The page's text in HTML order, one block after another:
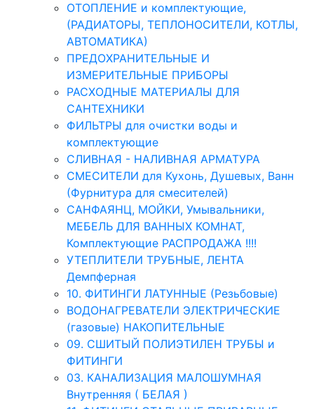
ОТОПЛЕНИЕ и комплектующие,
(РАДИАТОРЫ, ТЕПЛОНОСИТЕЛИ, КОТЛЫ,
АВТОМАТИКА)
ПРЕДОХРАНИТЕЛЬНЫЕ И
ИЗМЕРИТЕЛЬНЫЕ ПРИБОРЫ
РАСХОДНЫЕ МАТЕРИАЛЫ ДЛЯ
САНТЕХНИКИ
ФИЛЬТРЫ для очистки воды и
комплектующие
СЛИВНАЯ - НАЛИВНАЯ АРМАТУРА
СМЕСИТЕЛИ для Кухонь, Душевых, Ванн
(Фурнитура для смесителей)
САНФАЯНЦ, МОЙКИ, Умывальники,
МЕБЕЛЬ ДЛЯ ВАННЫХ КОМНАТ,
Комплектующие РАСПРОДАЖА !!!!
УТЕПЛИТЕЛИ ТРУБНЫЕ, ЛЕНТА
Демпферная
10. ФИТИНГИ ЛАТУННЫЕ (Резьбовые)
ВОДОНАГРЕВАТЕЛИ ЭЛЕКТРИЧЕСКИЕ
(газовые) НАКОПИТЕЛЬНЫЕ
09. СШИТЫЙ ПОЛИЭТИЛЕН ТРУБЫ и
ФИТИНГИ
03. КАНАЛИЗАЦИЯ МАЛОШУМНАЯ
Внутренняя ( БЕЛАЯ )